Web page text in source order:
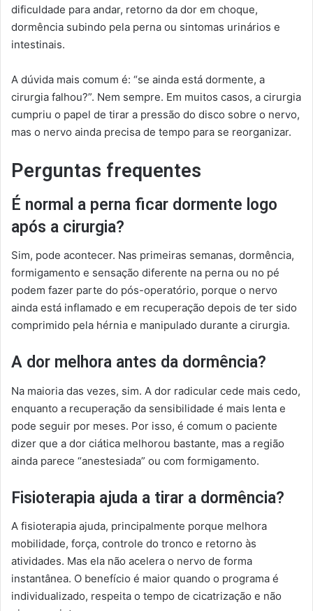
dificuldade para andar, retorno da dor em choque,
dormência subindo pela perna ou sintomas urinários e
intestinais.
A dúvida mais comum é: “se ainda está dormente, a
cirurgia falhou?”. Nem sempre. Em muitos casos, a cirurgia
cumpriu o papel de tirar a pressão do disco sobre o nervo,
mas o nervo ainda precisa de tempo para se reorganizar.
Perguntas frequentes
É normal a perna ficar dormente logo
após a cirurgia?
Sim, pode acontecer. Nas primeiras semanas, dormência,
formigamento e sensação diferente na perna ou no pé
podem fazer parte do pós-operatório, porque o nervo
ainda está inflamado e em recuperação depois de ter sido
comprimido pela hérnia e manipulado durante a cirurgia.
A dor melhora antes da dormência?
Na maioria das vezes, sim. A dor radicular cede mais cedo,
enquanto a recuperação da sensibilidade é mais lenta e
pode seguir por meses. Por isso, é comum o paciente
dizer que a dor ciática melhorou bastante, mas a região
ainda parece “anestesiada” ou com formigamento.
Fisioterapia ajuda a tirar a dormência?
A fisioterapia ajuda, principalmente porque melhora
mobilidade, força, controle do tronco e retorno às
atividades. Mas ela não acelera o nervo de forma
instantânea. O benefício é maior quando o programa é
individualizado, respeita o tempo de cicatrização e não